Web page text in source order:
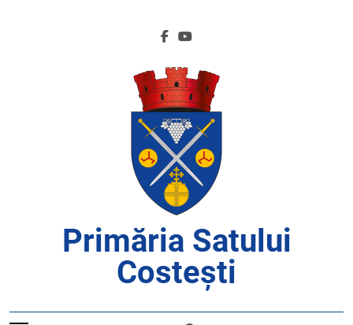
Primăria Satului
Costești